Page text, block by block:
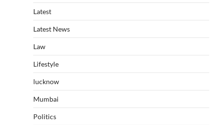
Latest
Latest News
Law
Lifestyle
lucknow
Mumbai
Politics